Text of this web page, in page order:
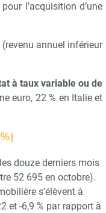
l’acquisition d’une
annuel inférieur
à taux variable ou de
euro, 22 % en Italie et
douze derniers mois
52 695 en octobre).
s’élèvent à
et -6,9 % par rapport à